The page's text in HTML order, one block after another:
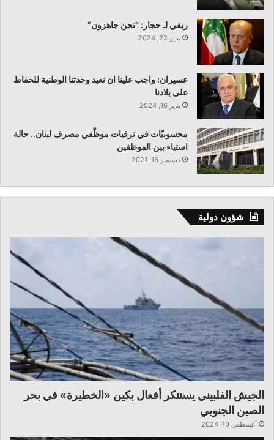
ريفي لـ حجار: “نحن جاهزون”
يناير 22, 2024
عسيران: واجب علينا ان نعيد وحدتنا الوطنية للحفاظ
على بلادنا
يناير 16, 2024
محسوبيّات في ترقيات موظّفي مصرف لبنان.. حالة
استياء بين الموظفين
ديسمبر 18, 2021
شؤون دولية
الجيش الفلبيني يستنكر أفعال بكين «الخطيرة» في بحر
الصين الجنوبي
أغسطس 10, 2024